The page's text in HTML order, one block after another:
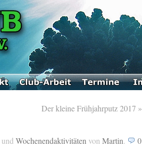
Der kleine Frühjahrputz 2017 »
und Wochenendaktivitäten von Martin.
0